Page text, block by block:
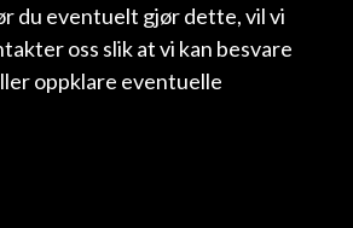
du eventuelt gjør dette, vil vi
oss slik at vi kan besvare
oppklare eventuelle